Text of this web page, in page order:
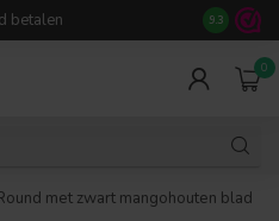
betalen 14 dagen
9.3
0
met zwart mangohouten blad